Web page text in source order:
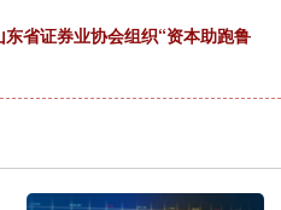
省证券业协会组织“资本助跑鲁